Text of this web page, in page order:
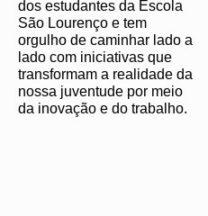
dos estudantes da Escola
São Lourenço e tem
orgulho de caminhar lado a
lado com iniciativas que
transformam a realidade da
nossa juventude por meio
da inovação e do trabalho.